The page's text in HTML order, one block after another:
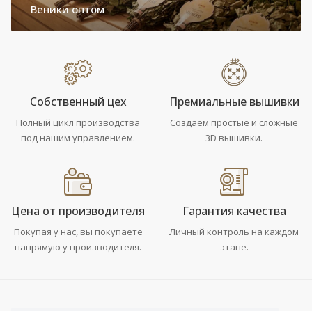
Веники оптом
Собственный цех
Полный цикл производства
под нашим управлением.
Премиальные вышивки
Создаем простые и сложные
3D вышивки.
Цена от производителя
Покупая у нас, вы покупаете
напрямую у производителя.
Гарантия качества
Личный контроль на каждом
этапе.